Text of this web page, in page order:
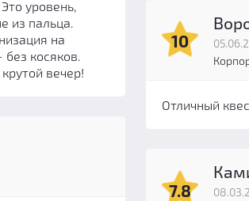
уровень,
из пальца.
на
косяков.
вечер!
10
Отличный
7.8